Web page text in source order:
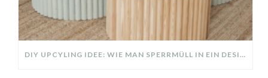
DIY UPCYLING IDEE: WIE MAN SPERRMÜLL IN EIN DESIGNER TEIL VERWANDELT